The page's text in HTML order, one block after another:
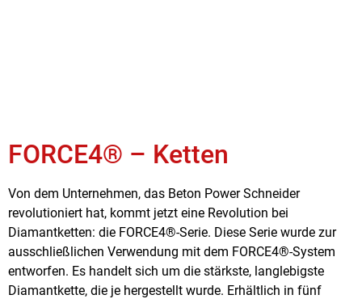
FORCE4® – Ketten
Von dem Unternehmen, das Beton Power Schneider
revolutioniert hat, kommt jetzt eine Revolution bei
Diamantketten: die FORCE4®-Serie. Diese Serie wurde zur
ausschließlichen Verwendung mit dem FORCE4®-System
entworfen. Es handelt sich um die stärkste, langlebigste
Diamantkette, die je hergestellt wurde. Erhältlich in fünf